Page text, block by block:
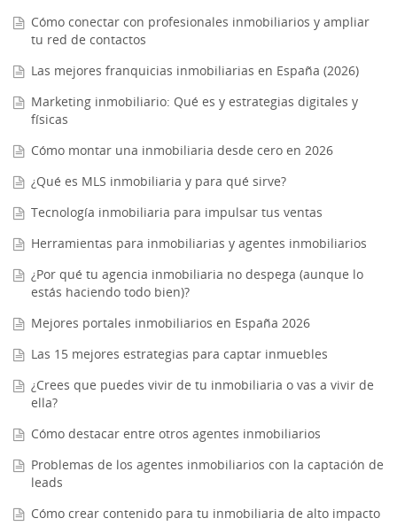
Cómo conectar con profesionales inmobiliarios y ampliar
tu red de contactos
Las mejores franquicias inmobiliarias en España (2026)
Marketing inmobiliario: Qué es y estrategias digitales y
físicas
Cómo montar una inmobiliaria desde cero en 2026
¿Qué es MLS inmobiliaria y para qué sirve?
Tecnología inmobiliaria para impulsar tus ventas
Herramientas para inmobiliarias y agentes inmobiliarios
¿Por qué tu agencia inmobiliaria no despega (aunque lo
estás haciendo todo bien)?
Mejores portales inmobiliarios en España 2026
Las 15 mejores estrategias para captar inmuebles
¿Crees que puedes vivir de tu inmobiliaria o vas a vivir de
ella?
Cómo destacar entre otros agentes inmobiliarios
Problemas de los agentes inmobiliarios con la captación de
leads
Cómo crear contenido para tu inmobiliaria de alto impacto